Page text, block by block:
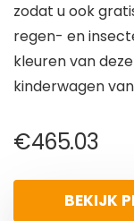
zodat u ook
regen- en
kleuren van
kinderwagen
€465.03
BEKIJK